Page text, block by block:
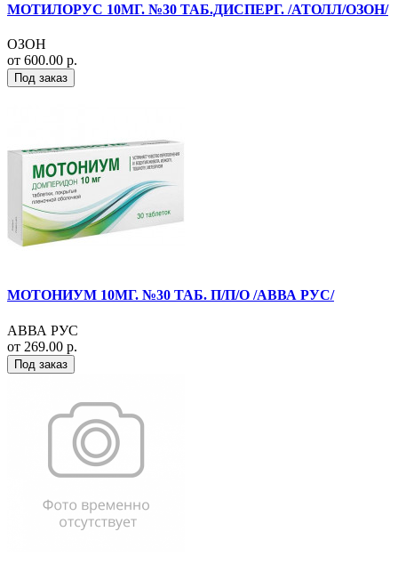
МОТИЛОРУС 10МГ. №30 ТАБ.ДИСПЕРГ. /АТОЛЛ/ОЗОН/
ОЗОН
от 600.00 р.
Под заказ
МОТОНИУМ 10МГ. №30 ТАБ. П/П/О /АВВА РУС/
АВВА РУС
от 269.00 р.
Под заказ